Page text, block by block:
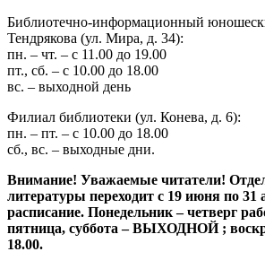
Библиотечно-информационный
Тендрякова (ул. Мира, д. 34):
пн. – чт. – с 11.00 до 19.00
пт., сб. – с 10.00 до 18.00
вс. – выходной день
Филиал библиотеки (ул. Конева, д. 6):
пн. – пт. – с 10.00 до 18.00
сб., вс. – выходные дни.
Внимание! Уважаемые читатели!
литературы переходит с 19 июня по 31
расписание. Понедельник – четверг
пятница, суббота – ВЫХОДНОЙ ;
18.00.